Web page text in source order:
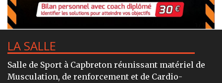
LA SALLE
Salle de Sport à Capbreton réunissant matériel de
Musculation, de renforcement et de Cardio-